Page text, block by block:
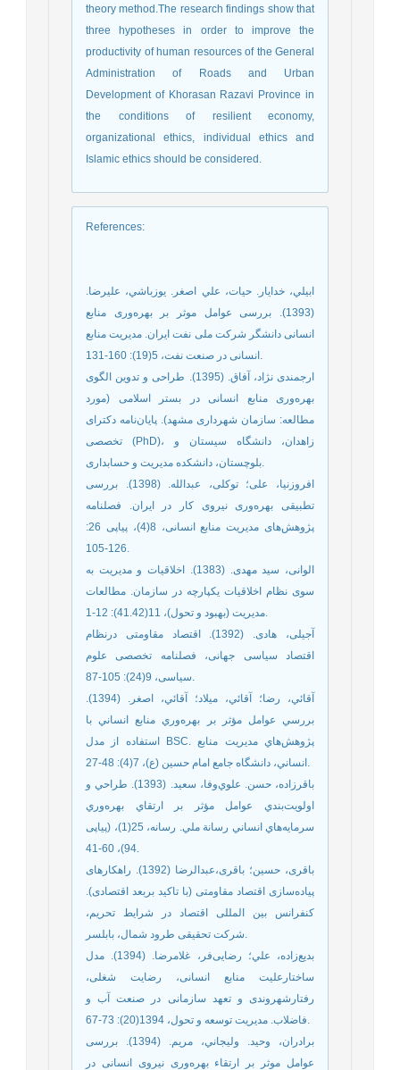
theory method.The research findings show that
three hypotheses in order to improve the
productivity of human resources of the General
Administration of Roads and Urban
Development of Khorasan Razavi Province in
the conditions of resilient economy,
organizational ethics, individual ethics and
Islamic ethics should be considered.
References:
ابيلي، خدايار. حيات، علي اصغر. يوزباشي،‌ عليرضا.
(1393). بررسی عوامل موثر بر بهره‌وری منابع
انسانی دانشگر شرکت ملی نفت ایران. مدیریت منابع
انسانی در صنعت نفت،‌ 5(19): 160-131.
ارجمندی نژاد، آفاق. (1395). طراحی و تدوین الگوی
بهره‌‌وری منابع انسانی در بستر اسلامی (مورد
مطالعه: سازمان شهرداری مشهد). پایان‌نامه دکترای
تخصصی (PhD)، زاهدان، دانشگاه سیستان و
بلوچستان، دانشکده مدیریت و حسابداری.
افروزنیا، علی؛ توکلی، عبدالله. (1398). بررسی
تطبیقی بهره‌‌وری نیروی کار در ایران. فصلنامه
پژوهش‌‌های مدیریت منابع انسانی، 8(4)، پیاپی 26:
126-105.
الوانی، سید مهدی. (1383). اخلاقیات و مدیریت به
سوی نظام اخلاقیات یکپارچه در سازمان. مطالعات
مدیریت (بهبود و تحول)، 11(41.42): 12-1.
آجیلی، هادی. (1392). اقتصاد مقاومتی درنظام
اقتصاد سیاسی جهانی، فصلنامه تخصصی علوم
سیاسی، 9(24): 105-87.
آقائي، رضا؛ آقائي، ميلاد؛ آقائي، اصغر. (1394).
بررسي عوامل مؤثر بر بهره‌وري منابع انساني با
استفاده از مدل BSC. پژوهش‌هاي مديريت منابع
انساني، دانشگاه جامع امام حسين (ع)، 7(4): 48-27.
باقرزاده، حسن. علوي‌وفا،‌ سعيد. (1393). طراحي و
اولويت‌بندي عوامل مؤثر بر ارتقاي بهره‌وري
سرمايه‌هاي انساني رسانة ملي. رسانه،‌ 25(1)، (پیاپی
94)، 60-41.
باقری، حسین؛ باقری،عبدالرضا (1392). راهکارهای
پیاده‌‌سازی اقتصاد مقاومتی (با تاکید بربعد اقتصادی).
کنفرانس بین المللی اقتصاد در شرایط تحریم،
شرکت تحقیقی طرود شمال، بابلسر.
بدیع‌زاده، علي؛ رضایی‌فر، غلامرضا. (1394). مدل
ساختارعلیت منابع انسانی، رضایت شغلی،
رفتارشهروندی و تعهد سازمانی در صنعت آب و
فاضلاب. مدیریت توسعه و تحول، 1394(20): 73-67.
برادران، وحيد. وليجاني، مريم. (1394). بررسی
عوامل موثر بر ارتقاء بهره‌وری نیروی انسانی در